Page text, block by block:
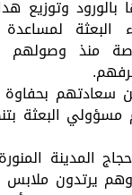
بالورود وتوزيع
البعثة
منذ
سعادتهم بحفاوة
مسؤولي البعثة
المدينة
يرتدون ملابس